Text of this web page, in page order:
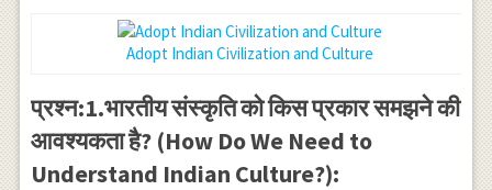
Adopt Indian Civilization and Culture
प्रश्न:1.भारतीय संस्कृति को किस प्रकार समझने की
आवश्यकता है? (How Do We Need to
Understand Indian Culture?):